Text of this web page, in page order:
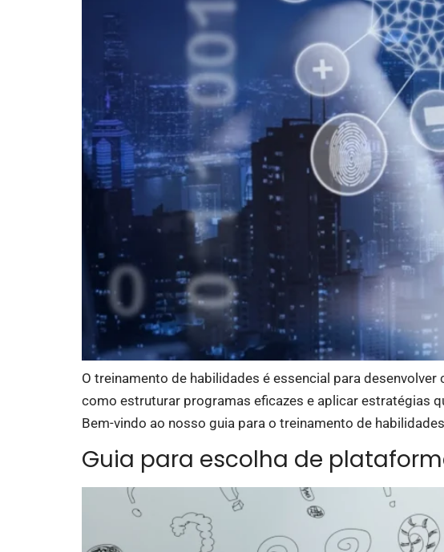
O treinamento de habilidades é essencial para
como estruturar programas eficazes e aplicar estratégias
Bem-vindo ao nosso guia para o treinamento de
Guia para escolha de